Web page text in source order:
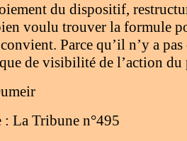
du dispositif,
voulu trouver la formule
Parce qu’il n’y a
de visibilité de l’action
: La Tribune n°495